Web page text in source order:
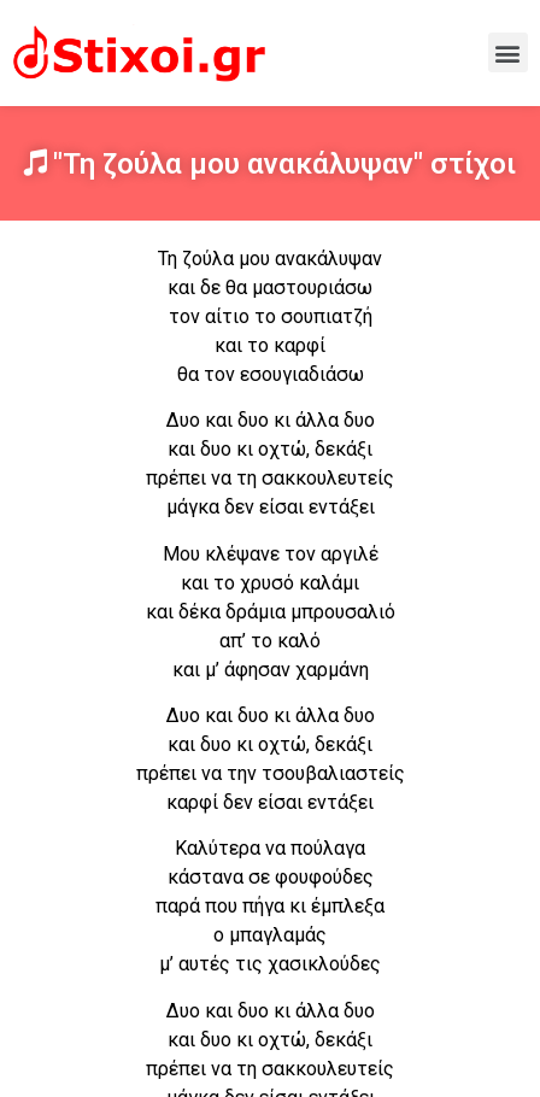
"Τη ζούλα μου ανακάλυψαν" στίχοι
Τη ζούλα μου ανακάλυψαν
και δε θα μαστουριάσω
τον αίτιο το σουπιατζή
και το καρφί
θα τον εσουγιαδιάσω
Δυο και δυο κι άλλα δυο
και δυο κι οχτώ, δεκάξι
πρέπει να τη σακκουλευτείς
μάγκα δεν είσαι εντάξει
Μου κλέψανε τον αργιλέ
και το χρυσό καλάμι
και δέκα δράμια μπρουσαλιό
απ’ το καλό
και μ’ άφησαν χαρμάνη
Δυο και δυο κι άλλα δυο
και δυο κι οχτώ, δεκάξι
πρέπει να την τσουβαλιαστείς
καρφί δεν είσαι εντάξει
Καλύτερα να πούλαγα
κάστανα σε φουφούδες
παρά που πήγα κι έμπλεξα
ο μπαγλαμάς
μ’ αυτές τις χασικλούδες
Δυο και δυο κι άλλα δυο
και δυο κι οχτώ, δεκάξι
πρέπει να τη σακκουλευτείς